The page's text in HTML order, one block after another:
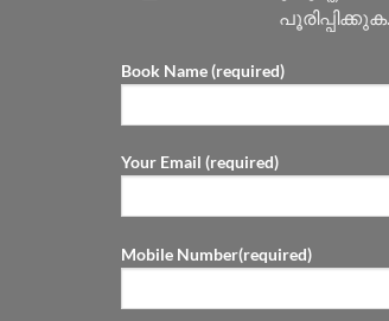
പൂരിപ്പിക്കുക.
Book Name (required)
Your Email (required)
Mobile Number(required)